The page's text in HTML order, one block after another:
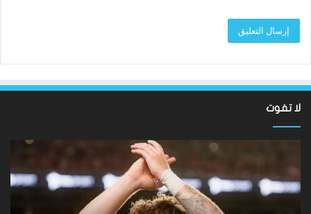
لا تفوت
نتائج
Hundred
2026:
فاز